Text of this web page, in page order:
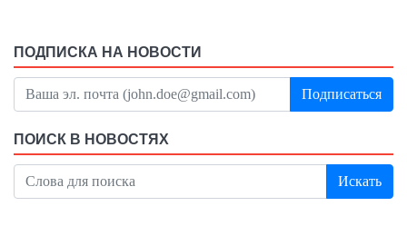
ПОДПИСКА НА НОВОСТИ
Подписаться
ПОИСК В НОВОСТЯХ
Искать